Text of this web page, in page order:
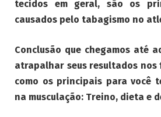
tecidos em geral, são os
causados pelo tabagismo no
Conclusão que chegamos até
atrapalhar seus resultados nos
como os principais para você
na musculação: Treino, dieta e